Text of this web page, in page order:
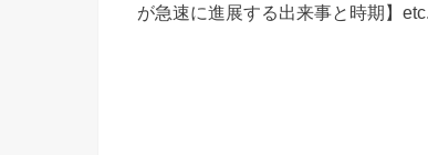
が急速に進展する出来事と時期】etc.